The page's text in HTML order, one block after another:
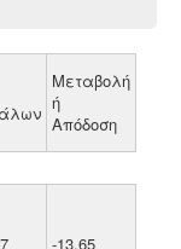
Μεταβολή
ή
Απόδοση
-13.65